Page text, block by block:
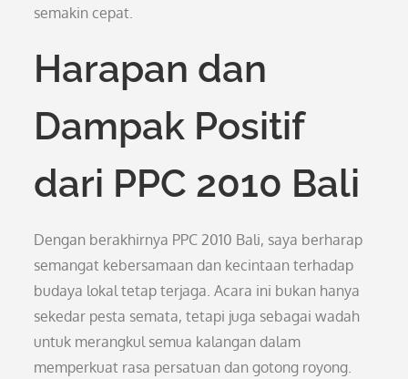
semakin cepat.
Harapan dan
Dampak Positif
dari PPC 2010 Bali
Dengan berakhirnya PPC 2010 Bali, saya berharap
semangat kebersamaan dan kecintaan terhadap
budaya lokal tetap terjaga. Acara ini bukan hanya
sekedar pesta semata, tetapi juga sebagai wadah
untuk merangkul semua kalangan dalam
memperkuat rasa persatuan dan gotong royong.